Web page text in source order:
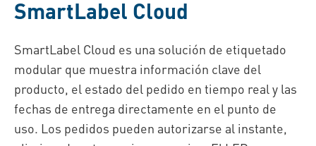
SmartLabel Cloud
SmartLabel Cloud es una solución de etiquetado
modular que muestra información clave del
producto, el estado del pedido en tiempo real y las
fechas de entrega directamente en el punto de
uso. Los pedidos pueden autorizarse al instante,